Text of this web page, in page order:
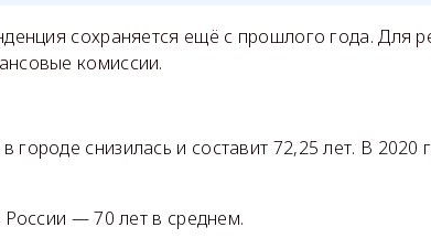
сохраняется ещё с прошлого года. Для
комиссии.
снизилась и составит 72,25 лет. В 2020
— 70 лет в среднем.